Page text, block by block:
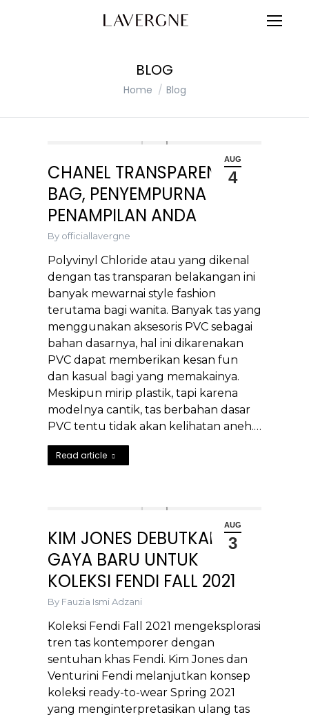
BLOG
You are here:
Home Blog
AUG
4
CHANEL TRANSPARENT
BAG, PENYEMPURNA
PENAMPILAN ANDA
By officiallavergne
Polyvinyl Chloride atau yang dikenal
dengan tas transparan belakangan ini
banyak mewarnai style fashion
terutama bagi wanita. Banyak tas yang
menggunakan aksesoris PVC sebagai
bahan dasarnya, hal ini dikarenakan
PVC dapat memberikan kesan fun
dan kasual bagi yang memakainya.
Meskipun mirip plastik, tapi karena
modelnya cantik, tas berbahan dasar
PVC tentu tidak akan kelihatan aneh.…
Read article
AUG
3
KIM JONES DEBUTKAN
GAYA BARU UNTUK
KOLEKSI FENDI FALL 2021
By Fauzia Ismi Adzani
Koleksi Fendi Fall 2021 mengeksplorasi
tren tas kontemporer dengan
sentuhan khas Fendi. Kim Jones dan
Venturini Fendi melanjutkan konsep
koleksi ready-to-wear Spring 2021
yang menginterpretasikan ulang tas